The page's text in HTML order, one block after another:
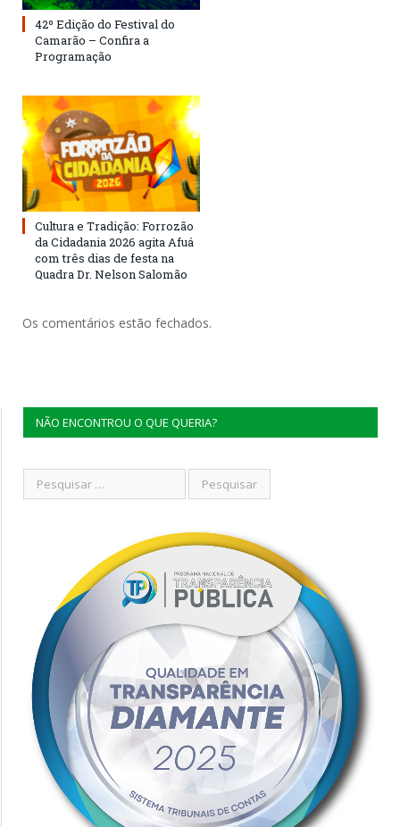
42º Edição do Festival do
Camarão – Confira a
Programação
Cultura e Tradição: Forrozão
da Cidadania 2026 agita Afuá
com três dias de festa na
Quadra Dr. Nelson Salomão
Os comentários estão fechados.
NÃO ENCONTROU O QUE QUERIA?